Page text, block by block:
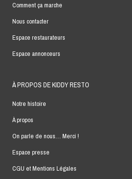
Comment ça marche
Nous contacter
Espace restaurateurs
Espace annonceurs
À PROPOS DE KIDDY RESTO
Notre histoire
À propos
On parle de nous… Merci !
Espace presse
CGU et Mentions Légales